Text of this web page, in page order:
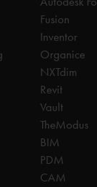
Fusion
Inventor
Organice
NXTdim
Revit
Vault
TheModus
BIM
PDM
CAM